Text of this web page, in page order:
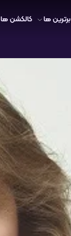
برترین ها کالکشن ها